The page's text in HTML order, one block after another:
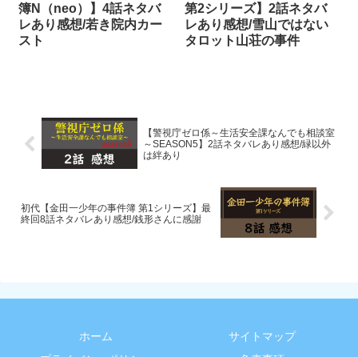
簿N（neo）】4話ネタバ
レあり感想/若き院内カー
スト
第2シリーズ】2話ネタバ
レあり感想/雪山ではない
タロット山荘の事件
【警視庁ゼロ係～生活安全課なんでも相談室
～SEASON5】2話ネタバレあり感想/緑以外
は絆あり
初代【金田一少年の事件簿 第1シリーズ】最
終回8話ネタバレあり感想/銭形さんに感謝
ホーム
サイトマップ